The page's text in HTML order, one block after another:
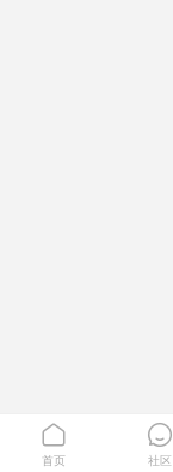

首页

社区